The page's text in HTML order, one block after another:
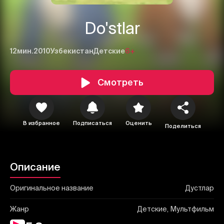
Do'stlar
12мин.2010УзбекистанДетские6+
Смотреть
В избранное Подписаться Оценить Поделиться
Описание
Оригинальное название Дустлар
Жанр Детские, Мультфильм
1 2 3
Отправить
Отменить Авторизоваться